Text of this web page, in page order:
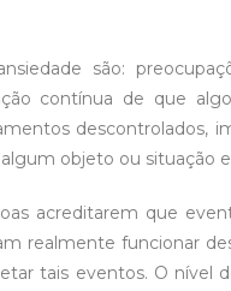
são:
contínua de que
descontrolados,
objeto ou situação
acreditarem que
realmente funcionar
tais eventos. O nível